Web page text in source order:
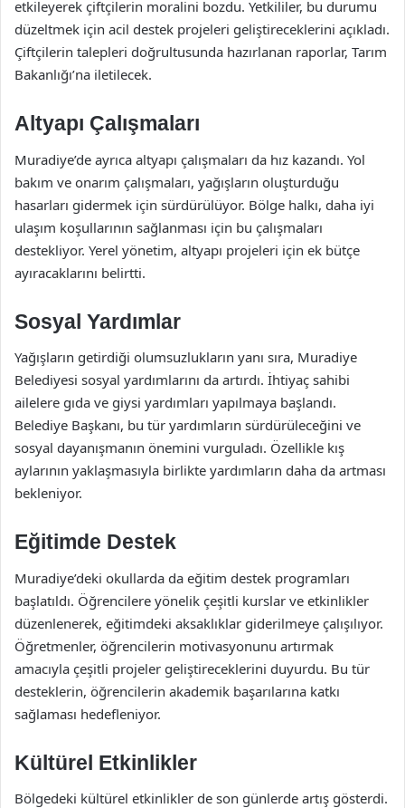
etkileyerek çiftçilerin moralini bozdu. Yetkililer, bu durumu
düzeltmek için acil destek projeleri geliştireceklerini açıkladı.
Çiftçilerin talepleri doğrultusunda hazırlanan raporlar, Tarım
Bakanlığı’na iletilecek.
Altyapı Çalışmaları
Muradiye’de ayrıca altyapı çalışmaları da hız kazandı. Yol
bakım ve onarım çalışmaları, yağışların oluşturduğu
hasarları gidermek için sürdürülüyor. Bölge halkı, daha iyi
ulaşım koşullarının sağlanması için bu çalışmaları
destekliyor. Yerel yönetim, altyapı projeleri için ek bütçe
ayıracaklarını belirtti.
Sosyal Yardımlar
Yağışların getirdiği olumsuzlukların yanı sıra, Muradiye
Belediyesi sosyal yardımlarını da artırdı. İhtiyaç sahibi
ailelere gıda ve giysi yardımları yapılmaya başlandı.
Belediye Başkanı, bu tür yardımların sürdürüleceğini ve
sosyal dayanışmanın önemini vurguladı. Özellikle kış
aylarının yaklaşmasıyla birlikte yardımların daha da artması
bekleniyor.
Eğitimde Destek
Muradiye’deki okullarda da eğitim destek programları
başlatıldı. Öğrencilere yönelik çeşitli kurslar ve etkinlikler
düzenlenerek, eğitimdeki aksaklıklar giderilmeye çalışılıyor.
Öğretmenler, öğrencilerin motivasyonunu artırmak
amacıyla çeşitli projeler geliştireceklerini duyurdu. Bu tür
desteklerin, öğrencilerin akademik başarılarına katkı
sağlaması hedefleniyor.
Kültürel Etkinlikler
Bölgedeki kültürel etkinlikler de son günlerde artış gösterdi.